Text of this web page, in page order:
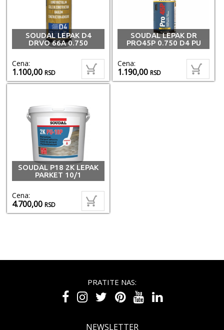
SOUDAL LEPAK D4
DRVO 66A 0.750
Cena:
1.100,00RSD
SOUDAL LEPAK DR
PRO45P 0.750 D4 PU
Cena:
1.190,00RSD
SOUDAL P18 2K LEPAK
PARKET 10/1
Cena:
4.700,00RSD
PRATITE NAS:
NEWSLETTER